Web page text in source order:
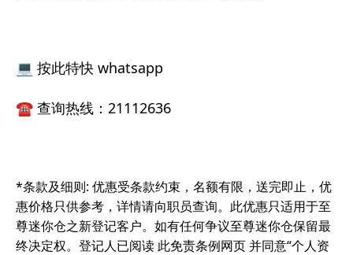
💻 按此特快 whatsapp
☎ 查询热线：21112636
*条款及细则: 优惠受条款约束，名额有限，送完即止，优
惠价格只供参考，详情请向职员查询。此优惠只适用于至
尊迷你仓之新登记客户。如有任何争议至尊迷你仓保留最
终决定权。登记人已阅读 此免责条例网页 并同意“个人资